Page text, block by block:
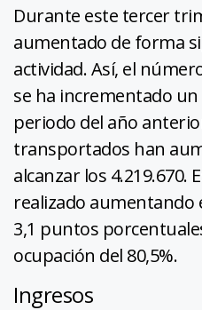
Durante este tercer
aumentado de forma
actividad. Así, el
se ha incrementado
periodo del año
transportados han
alcanzar los 4.219.670.
realizado aumentando
3,1 puntos
ocupación del 80,5%.
Ingresos